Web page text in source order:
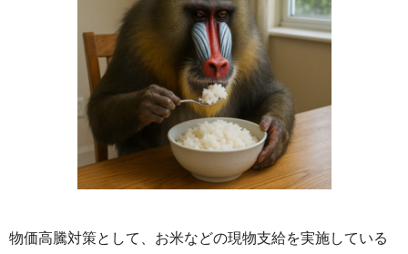
物価高騰対策として、お米などの現物支給を実施している